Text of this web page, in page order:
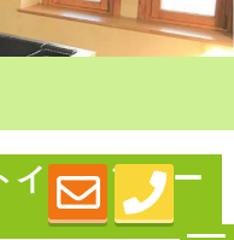
レリフォー